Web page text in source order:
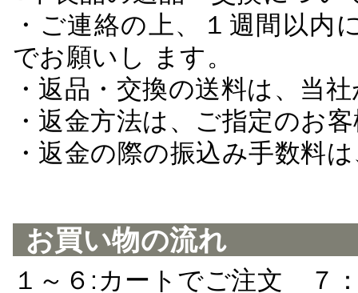
・ご連絡の上、１週間以
でお願いし ます。
・返品・交換の送料は、当
・返金方法は、ご指定のお
・返金の際の振込み手数料
お買い物の流れ
１～６:カートでご注文 ７